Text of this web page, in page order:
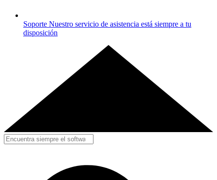
Soporte Nuestro servicio de asistencia está siempre a tu
disposición